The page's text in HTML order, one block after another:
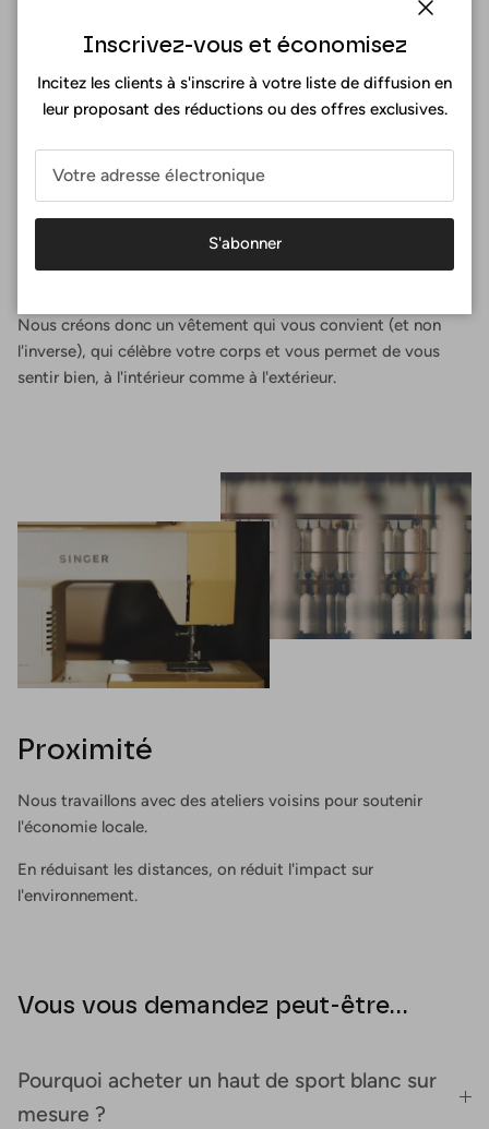
Un ajustement parfait
Chez Surania, la coupe parfaite n'est pas une taille, c'est une
sélectionnant vos mensurations exactes, en choisissant la
Nous créons donc un vêtement qui vous convient (et non
l'inverse), qui célèbre votre corps et vous permet de vous
sentir bien, à l'intérieur comme à l'extérieur.
Proximité
Nous travaillons avec des ateliers voisins pour soutenir
l'économie locale.
En réduisant les distances, on réduit l'impact sur
l'environnement.
Vous vous demandez peut-être...
Pourquoi acheter un haut de sport blanc sur
mesure ?
Inscrivez-vous et économisez
Incitez les clients à s'inscrire à votre liste de diffusion en
leur proposant des réductions ou des offres exclusives.
S'abonner